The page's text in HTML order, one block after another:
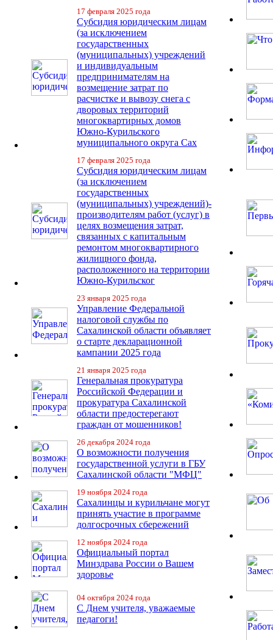
17 февраля 2025 года
Субсидия юридическим лицам
(за исключением
государственных
(муниципальных) учреждений
и индивидуальным
предпринимателям на
возмещение затрат по
расчистке и вывозу снега с
дворовых территорий
многоквартирных домов
Южно-Курильского
муниципального округа Сах
17 февраля 2025 года
Субсидия юридическим лицам
(за исключением
государственных
(муниципальных) учреждений)-
производителям работ (услуг) в
целях возмещения затрат,
связанных с капитальным
ремонтом многоквартирного
жилищного фонда,
расположенного на территории
Южно-Курильског
23 января 2025 года
Управление Федеральной
налоговой службы по
Сахалинской области объявляет
о старте декларационной
кампании 2025 года
21 января 2025 года
Генеральная прокуратура
Российской Федерации и
прокуратура Сахалинской
области предостерегают
граждан от мошенников!
26 декабря 2024 года
О возможности получения
государственной услуги в ГБУ
Сахалинской области "МФЦ"
19 ноября 2024 года
Сахалинцы и курильчане могут
принять участие в программе
долгосрочных сбережений
12 ноября 2024 года
Официальный портал
Минздрава России о Вашем
здоровье
04 октября 2024 года
С Днем учителя, уважаемые
педагоги!